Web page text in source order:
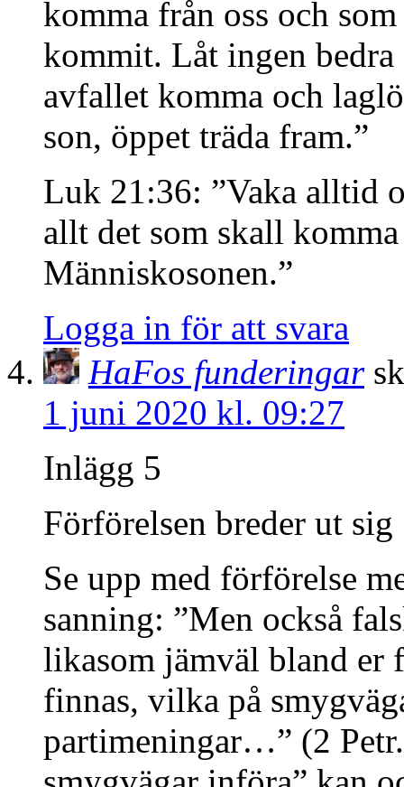
komma från oss och
kommit. Låt ingen bedra
avfallet komma och
son, öppet träda fram.”
Luk 21:36: ”Vaka alltid
allt det som skall
Människosonen.”
Logga in för att svara
HaFos funderingar
1 juni 2020 kl. 09:27
Inlägg 5
Förförelsen breder ut sig
Se upp med förförelse
sanning: ”Men också
likasom jämväl bland er
finnas, vilka på
partimeningar…” (2